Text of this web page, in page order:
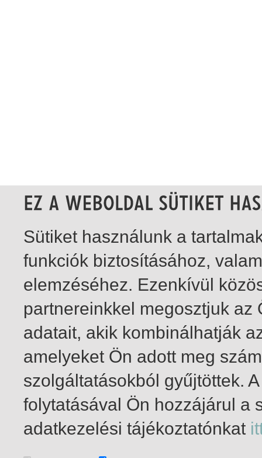
1-1 / összesen 1 találat
Sütiket használunk a
funkciók biztosításához,
elemzéséhez. Ezenkívül
partnereinkkel megosztjuk
adatait, akik kombinálhatják
amelyeket Ön adott meg
szolgáltatásokból gyűjtöttek.
folytatásával Ön hozzájárul a
adatkezelési tájékoztatónkat